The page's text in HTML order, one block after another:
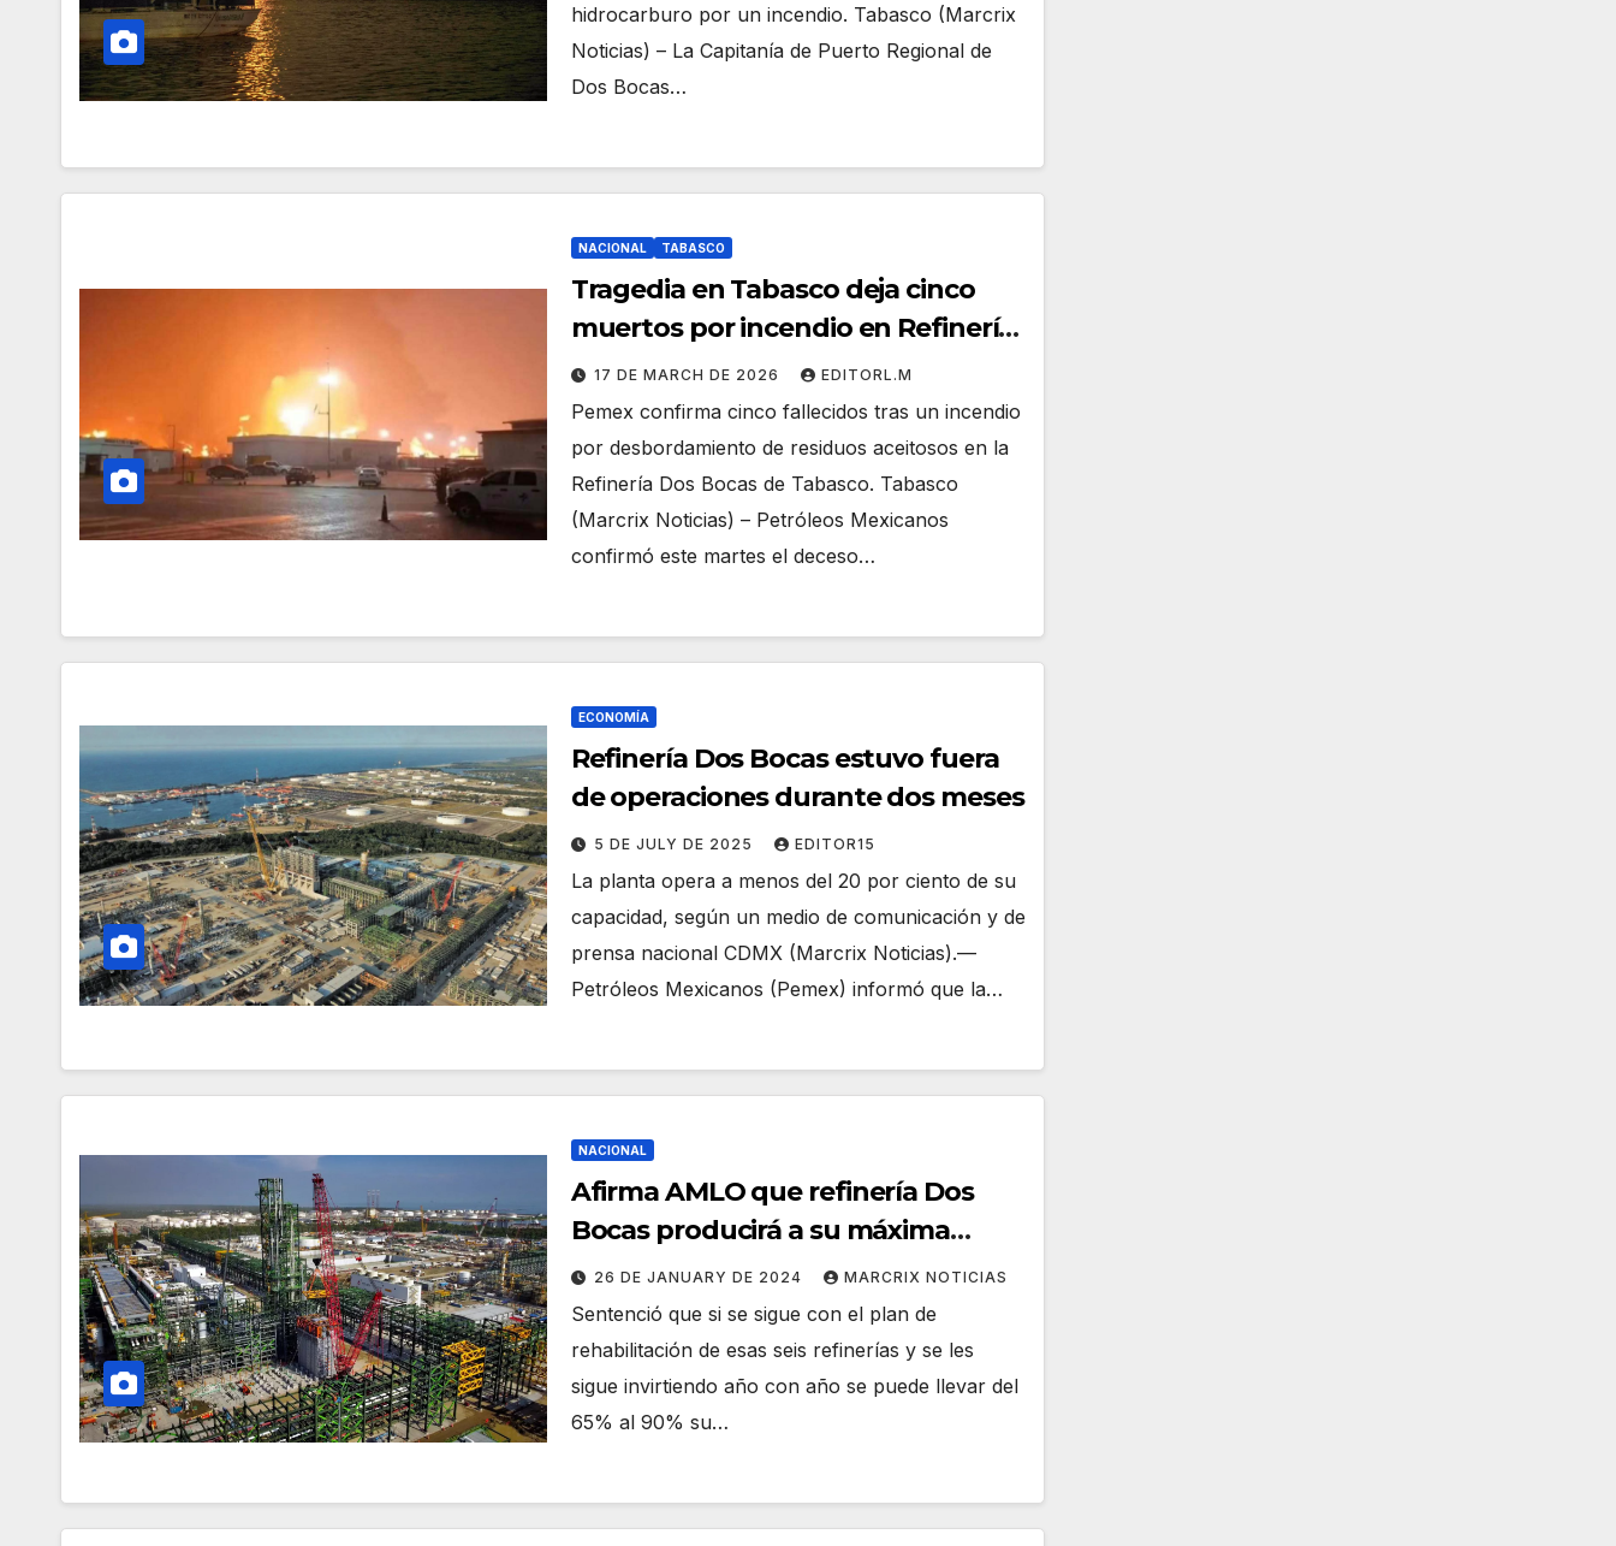
hidrocarburo por un incendio. Tabasco (Marcrix
Noticias) – La Capitanía de Puerto Regional de
Dos Bocas…
NACIONAL TABASCO
Tragedia en Tabasco deja cinco
muertos por incendio en Refinería
Dos Bocas
17 DE MARCH DE 2026 EDITORL.M
Pemex confirma cinco fallecidos tras un incendio
por desbordamiento de residuos aceitosos en la
Refinería Dos Bocas de Tabasco. Tabasco
(Marcrix Noticias) – Petróleos Mexicanos
confirmó este martes el deceso…
ECONOMÍA
Refinería Dos Bocas estuvo fuera
de operaciones durante dos meses
5 DE JULY DE 2025 EDITOR15
La planta opera a menos del 20 por ciento de su
capacidad, según un medio de comunicación y de
prensa nacional CDMX (Marcrix Noticias).—
Petróleos Mexicanos (Pemex) informó que la…
NACIONAL
Afirma AMLO que refinería Dos
Bocas producirá a su máxima
capacidad a finales de febrero
26 DE JANUARY DE 2024 MARCRIX NOTICIAS
Sentenció que si se sigue con el plan de
rehabilitación de esas seis refinerías y se les
sigue invirtiendo año con año se puede llevar del
65% al 90% su…